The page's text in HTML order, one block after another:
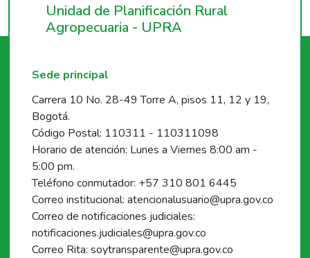
Unidad de Planificación Rural
Agropecuaria - UPRA
Sede principal
Carrera 10 No. 28-49 Torre A, pisos 11, 12 y 19,
Bogotá.
Código Postal: 110311 - 110311098
Horario de atención: Lunes a Viernes 8:00 am -
5:00 pm.
Teléfono conmutador: +57 310 801 6445
Correo institucional: atencionalusuario@upra.gov.co
Correo de notificaciones judiciales:
notificaciones.judiciales@upra.gov.co
Correo Rita: soytransparente@upra.gov.co